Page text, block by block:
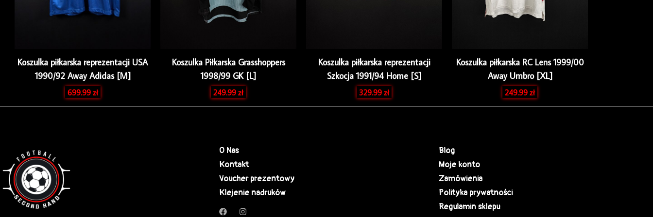
Koszulka piłkarska reprezentacji USA
1990/92 Away Adidas [M]
699.99zł
Koszulka Piłkarska Grasshoppers
1998/99 GK [L]
249.99zł
Koszulka piłkarska reprezentacji
Szkocja 1991/94 Home [S]
329.99zł
Koszulka piłkarska RC Lens 1999/00
Away Umbro [XL]
249.99zł
O Nas
Kontakt
Voucher prezentowy
Klejenie nadruków
Blog
Moje konto
Zamówienia
Polityka prywatności
Regulamin sklepu